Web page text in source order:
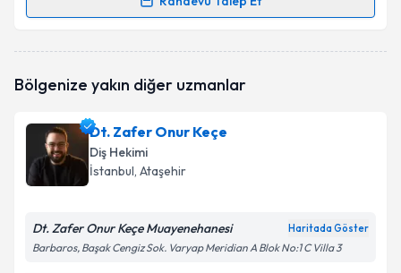
Randevu Takvimi Talebi
oluşturun. Size bu uzmandan randevu almanız için bir
E-posta Adresiniz
Kişisel verilerimin işlenmesine ilişkin
Aydınlatma
Metni'ni okudum ve kişisel verilerimin belirtilen
Bölgenize yakın diğer uzmanlar
Dt. Zafer Onur Keçe
Diş Hekimi
İstanbul, Ataşehir
Dt. Zafer Onur Keçe Muayenehanesi Haritada Göster
Barbaros, Başak Cengiz Sok. Varyap Meridian A Blok No:1 C Villa 3